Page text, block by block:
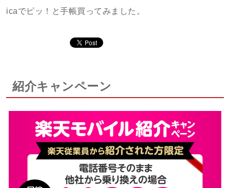
icaでピッ！と手帳買ってみました。
紹介キャンペーン